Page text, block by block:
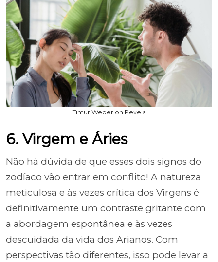
Timur Weber on Pexels
6. Virgem e Áries
Não há dúvida de que esses dois signos do
zodíaco vão entrar em conflito! A natureza
meticulosa e às vezes crítica dos Virgens é
definitivamente um contraste gritante com
a abordagem espontânea e às vezes
descuidada da vida dos Arianos. Com
perspectivas tão diferentes, isso pode levar a